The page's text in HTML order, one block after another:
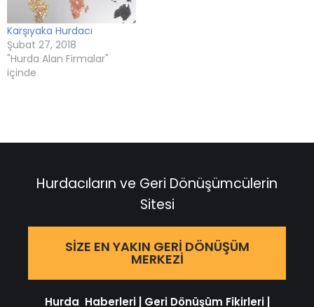
Karşıyaka Hurdacı
Şubat 27, 2018
"Hurda Alan Firmalar"
içinde
Hurdacıların ve Geri Dönüşümcülerin
Sitesi
SIZE EN YAKIN GERI DÖNÜŞÜM
MERKEZI
Hurda Haberleri| Geri Dönüşüm Fikirleri|